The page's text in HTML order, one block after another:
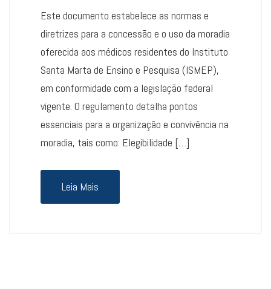
Este documento estabelece as normas e
diretrizes para a concessão e o uso da moradia
oferecida aos médicos residentes do Instituto
Santa Marta de Ensino e Pesquisa (ISMEP),
em conformidade com a legislação federal
vigente. O regulamento detalha pontos
essenciais para a organização e convivência na
moradia, tais como: Elegibilidade […]
Leia Mais